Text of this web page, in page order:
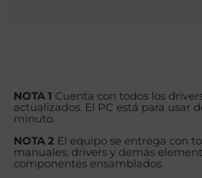
NOTA 1 Cuenta con todos los
actualizados. El PC está para usar
minuto.
NOTA 2 El equipo se entrega con
manuales, drivers y demás
componentes ensamblados.